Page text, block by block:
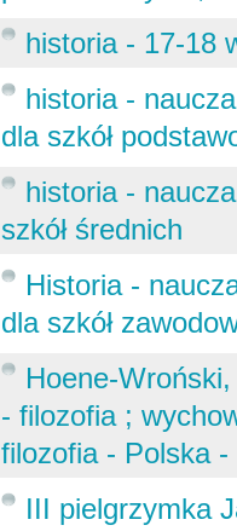
historia - 17-18
historia -
dla szkół
historia -
szkół średnich
Historia -
dla szkół
Hoene-
- filozofia ;
filozofia - Polska -
III pielgrzymka